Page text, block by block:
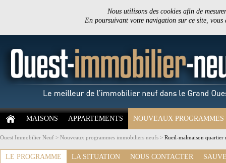
Nous utilisons des cookies afin de
En poursuivant votre navigation sur ce site,
MAISONS APPARTEMENTS NOUVEAUX PROGRAMMES
Ouest Immobilier Neuf > Nouveaux programmes immobiliers neufs > Rueil-malmaison quartier
LE PROGRAMME LA SITUATION NOUS CONTACTER